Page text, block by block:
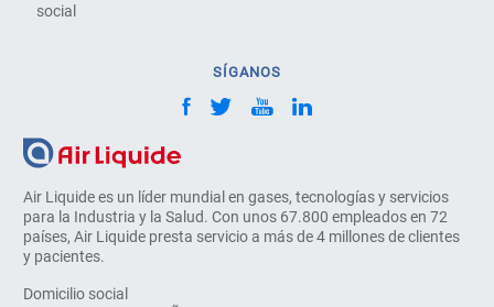
Air Liquide es un líder mundial en gases, tecnologías y servicios
para la Industria y la Salud. Con unos 67.800 empleados en 72
países, Air Liquide presta servicio a más de 4 millones de clientes
y pacientes.
Domicilio social
social
SÍGANOS